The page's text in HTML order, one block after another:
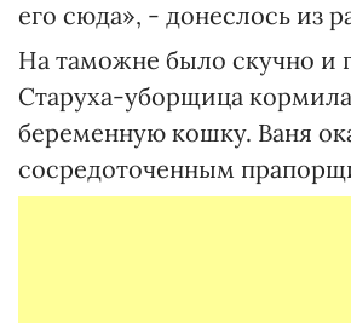
его сюда», - донеслось из
На таможне было скучно и
Старуха-уборщица
беременную кошку. Ваня
сосредоточенным